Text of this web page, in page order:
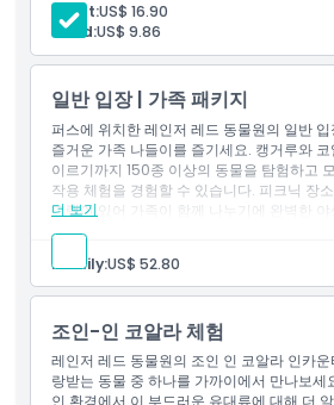
Adult:US$ 16.90
Child:US$ 9.86
일반 입장 | 가족 패키지
퍼스에 위치한 레인저 레드 동물원의 일반
즐거운 가족 나들이를 즐기세요. 캥거루와
이르기까지 150종 이상의 동물을 탐험하고
작용 체험을 경험할 수 있습니다. 피크닉 장
그램이 있어 가족이 함께 나누기에 완벽한 야
더 보기
Family:US$ 52.80
조인-인 코알라 체험
레인저 레드 동물원의 조인 인 코알라 인카
랑받는 동물 중 하나를 가까이에서 만나보세
인 환경에서 이 부드러운 유대류에 대해 더